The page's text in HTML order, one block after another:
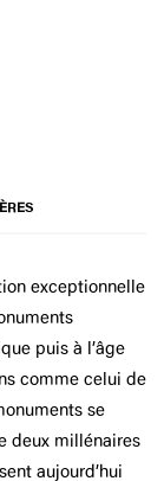
exceptionnelle
puis à l’âge
comme celui de
se
deux millénaires
aujourd’hui